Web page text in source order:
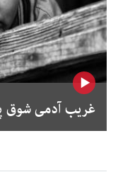
غریب آدمی شوق